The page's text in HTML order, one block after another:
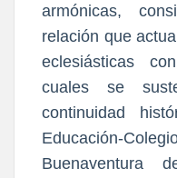
armónicas,
relación que
eclesiásticas
cuales se
continuidad
Educación-
Buenaventura